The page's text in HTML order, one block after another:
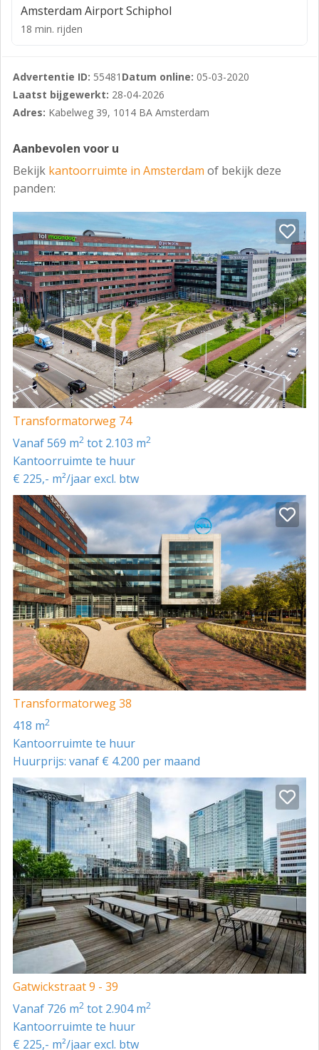
Amsterdam Airport Schiphol
18 min. rijden
Advertentie ID: 55481 Datum online: 05-03-2020
Laatst bijgewerkt: 28-04-2026
Adres: Kabelweg 39, 1014 BA Amsterdam
Aanbevolen voor u
Bekijk kantoorruimte in Amsterdam of bekijk deze
panden:
Transformatorweg 74
vanaf 569 m2 tot 2.103 m2
Kantoorruimte te huur
€ 225,- m²/jaar excl. btw
Transformatorweg 38
418 m2
Kantoorruimte te huur
Huurprijs: vanaf € 4.200 per maand
Gatwickstraat 9 - 39
vanaf 726 m2 tot 2.904 m2
Kantoorruimte te huur
€ 225,- m²/jaar excl. btw